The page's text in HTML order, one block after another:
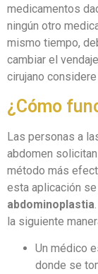
medicamentos
ningún otro
mismo tiempo,
cambiar el
cirujano
¿Cómo
Las personas a
abdomen
método más
esta aplicación
abdominoplastia
la siguiente
Un médico
donde se